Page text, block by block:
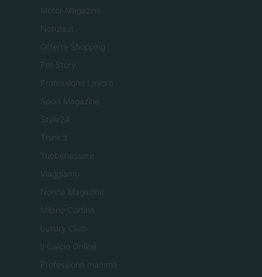
Motor Magazine
Notizie.it
Offerte Shopping
Pet Story
Professione Lavoro
Sport Magazine
Style24
Think.it
Tuobenessere
Viaggiamo
Nonne Magazine
Milano Cortina
Luxury Club
Il Calcio Online
Professione mamma